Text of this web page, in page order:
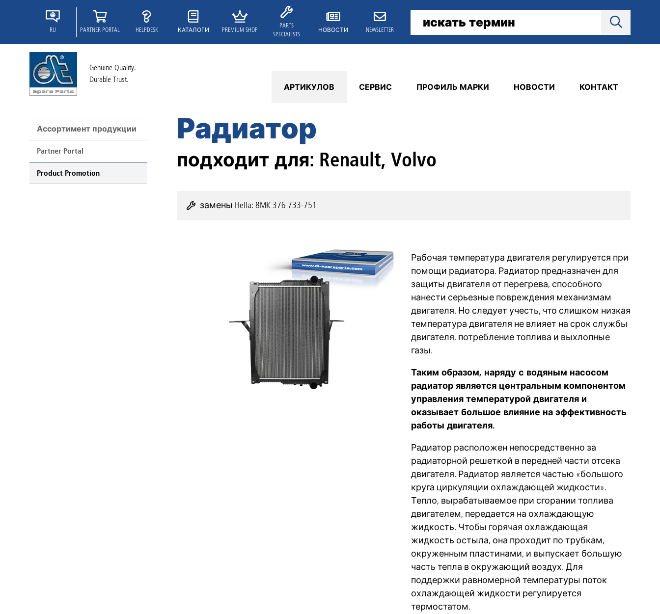
RU PARTNER PORTAL HELPDESK КАТАЛОГИ PREMIUM SHOP
PARTS
SPECIALISTS
НОВОСТИ NEWSLETTER
Genuine Quality.
Durable Trust.
АРТИКУЛОВ
СЕРВИС ПРОФИЛЬ МАРКИ НОВОСТИ КОНТАКТ
Радиатор
подходит для: Renault, Volvo
замены Hella: 8MK 376 733-751
Рабочая температура двигателя регулируется при
помощи радиатора. Радиатор предназначен для
защиты двигателя от перегрева, способного
нанести серьезные повреждения механизмам
двигателя. Но следует учесть, что слишком низкая
температура двигателя не влияет на срок службы
двигателя, потребление топлива и выхлопные
газы.
Таким образом, наряду с водяным насосом
радиатор является центральным компонентом
управления температурой двигателя и
оказывает большое влияние на эффективность
работы двигателя.
Радиатор расположен непосредственно за
радиаторной решеткой в передней части отсека
двигателя. Радиатор является частью «большого
круга циркуляции охлаждающей жидкости».
Тепло, вырабатываемое при сгорании топлива
двигателем, передается на охлаждающую
жидкость. Чтобы горячая охлаждающая
жидкость остыла, она проходит по трубкам,
окруженным пластинами, и выпускает большую
часть тепла в окружающий воздух. Для
поддержки равномерной температуры поток
охлаждающей жидкости регулируется
термостатом.
Ассортимент продукции
Partner Portal
Product Promotion